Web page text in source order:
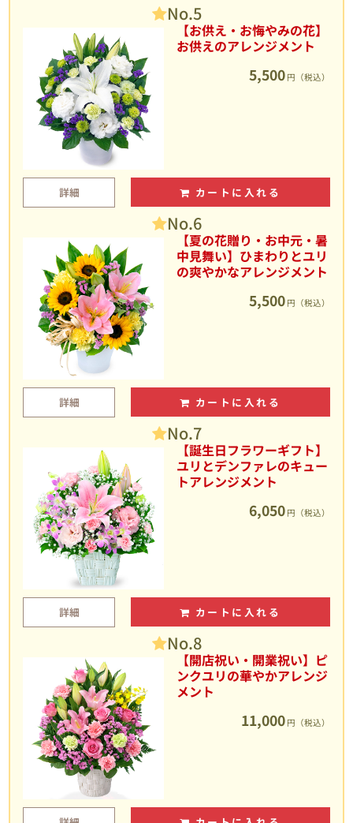
No.5
【お供え・お悔やみの花】
お供えのアレンジメント
5,500 円（税込）
詳細 カートに入れる
No.6
【夏の花贈り・お中元・暑
中見舞い】ひまわりとユリ
の爽やかなアレンジメント
5,500 円（税込）
詳細 カートに入れる
No.7
【誕生日フラワーギフト】
ユリとデンファレのキュー
トアレンジメント
6,050 円（税込）
詳細 カートに入れる
No.8
【開店祝い・開業祝い】ピ
ンクユリの華やかアレンジ
メント
11,000 円（税込）